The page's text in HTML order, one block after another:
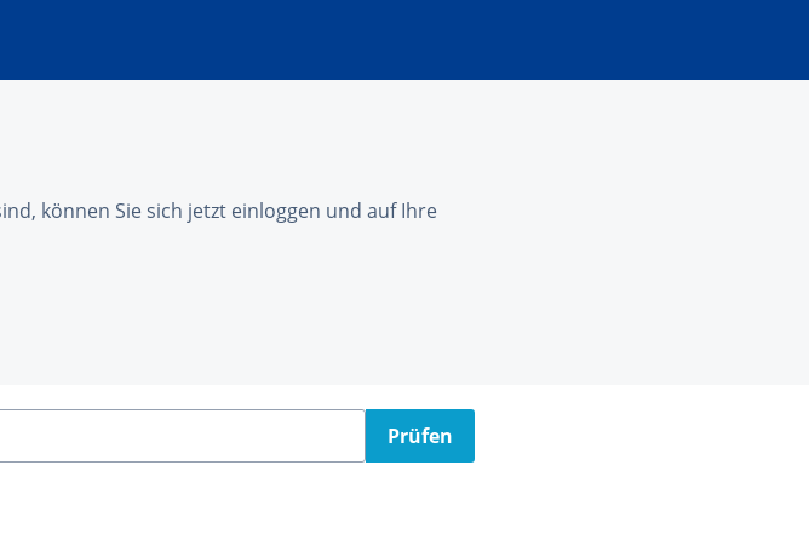
können Sie sich jetzt einloggen und auf Ihre
Prüfen